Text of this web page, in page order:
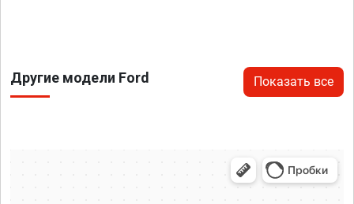
Другие модели Ford Показать все